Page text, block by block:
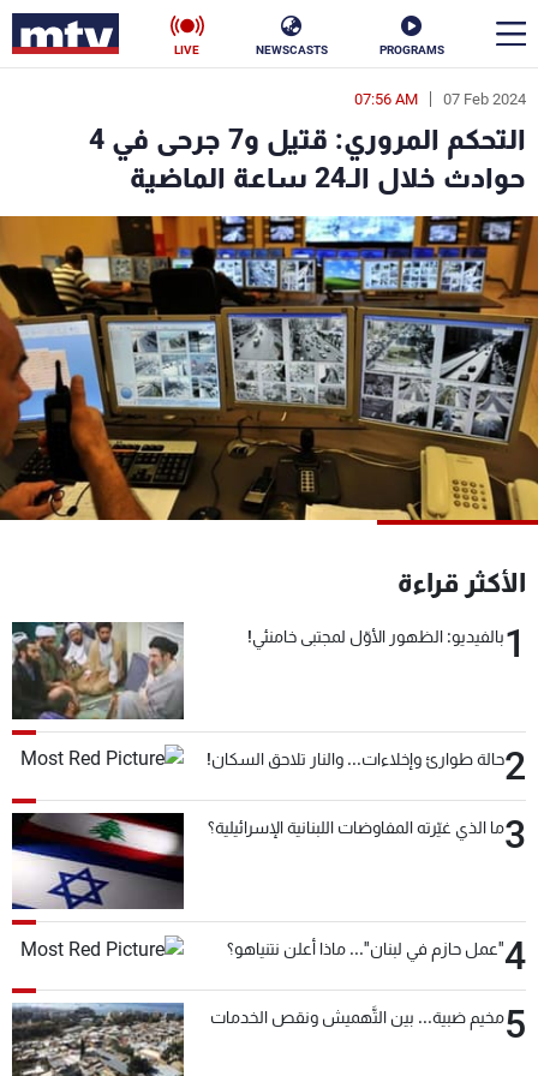
PROGRAMS
NEWSCASTS
LIVE
07 Feb 2024
07:56 AM
التحكم المروري: قتيل و7 جرحى في 4
حوادث خلال الـ24 ساعة الماضية
الأكثر قراءة
1بالفيديو: الظهور الأوّل لمجتبى خامنئي!
2حالة طوارئ وإخلاءات... والنار تلاحق السكان!
3ما الذي غيّرته المفاوضات اللبنانية الإسرائيلية؟
4"عمل حازم في لبنان"... ماذا أعلن نتنياهو؟
5مخيم ضبية... بين التَّهميش ونقص الخدمات
en
الأخبار
سياسة ناس
إقتصاد فن
منوعات رياضة
كأس العالم
البرامج
جدول البرامج
شاهد البرامج
الترددات
شروط الإسـتخدام
سياسة الخصوصية